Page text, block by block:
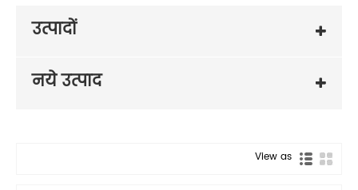
उत्पादों
नये उत्पाद
View as